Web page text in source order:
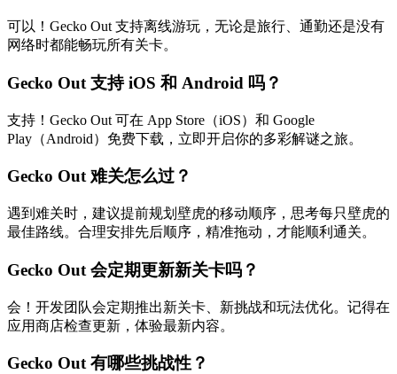
可以！Gecko Out 支持离线游玩，无论是旅行、通勤还是没有
网络时都能畅玩所有关卡。
Gecko Out 支持 iOS 和 Android 吗？
支持！Gecko Out 可在 App Store（iOS）和 Google
Play（Android）免费下载，立即开启你的多彩解谜之旅。
Gecko Out 难关怎么过？
遇到难关时，建议提前规划壁虎的移动顺序，思考每只壁虎的
最佳路线。合理安排先后顺序，精准拖动，才能顺利通关。
Gecko Out 会定期更新新关卡吗？
会！开发团队会定期推出新关卡、新挑战和玩法优化。记得在
应用商店检查更新，体验最新内容。
Gecko Out 有哪些挑战性？